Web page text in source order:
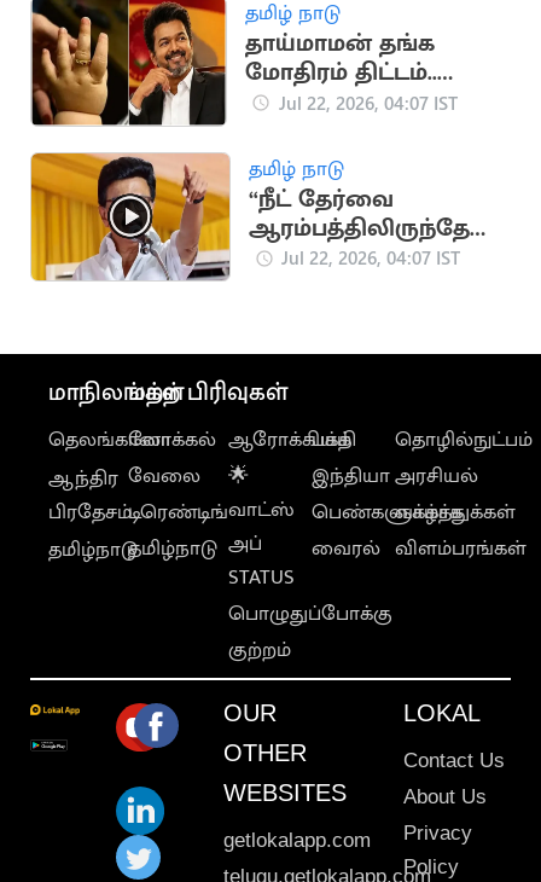
தமிழ் நாடு
தாய்மாமன் தங்க
மோதிரம் திட்டம்..
வெளியான புதிய
Jul 22, 2026, 04:07 IST
தமிழ் நாடு
“நீட் தேர்வை
ஆரம்பத்திலிருந்தே
எதிர்த்து வந்தது
Jul 22, 2026, 04:07 IST
மாநிலங்கள்
தெலங்கானா
ஆந்திர
பிரதேசம்
தமிழ்நாடு
மற்ற பிரிவுகள்
லோக்கல்
வேலை
டிரெண்டிங்
தமிழ்நாடு
ஆரோக்கியம்
🌟
வாட்ஸ்
அப்
STATUS
பொழுதுப்போக்கு
குற்றம்
பக்தி
இந்தியா
பெண்களுக்காக
வைரல்
தொழில்நுட்பம்
அரசியல்
வாழ்த்துக்கள்
விளம்பரங்கள்
OUR
OTHER
WEBSITES
getlokalapp.com
telugu.getlokalapp.com
LOKAL
Contact Us
About Us
Privacy
Policy